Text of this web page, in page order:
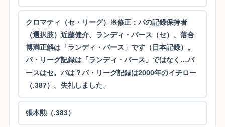
クロマティ（セ・リーグ）※修正：パの記録保持者
（選択肢）近藤健介、ランディ・バース（セ）、落合
博満正解は「ランディ・バース」です（日本記録）。
パ・リーグ記録は「ランディ・バース」ではなく…バ
ースはセ。パは？パ・リーグ記録は2000年のイチロー
（.387）。失礼しました。
張本勲（.383）